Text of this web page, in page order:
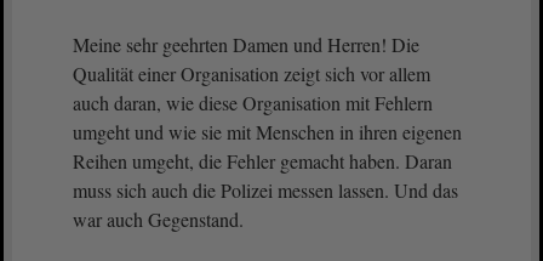
Meine sehr geehrten Damen und Herren! Die
Qualität einer Organisation zeigt sich vor allem
auch daran, wie diese Organisation mit Fehlern
umgeht und wie sie mit Menschen in ihren eigenen
Reihen umgeht, die Fehler gemacht haben. Daran
muss sich auch die Polizei messen lassen. Und das
war auch Gegenstand.